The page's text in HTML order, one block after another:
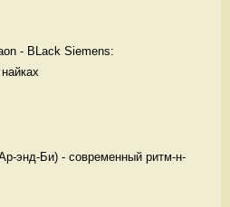
- BLack Siemens:
энд-Би) - современный ритм-н-